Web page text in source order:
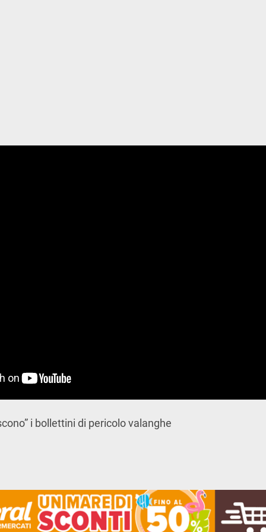
i bollettini di pericolo valanghe